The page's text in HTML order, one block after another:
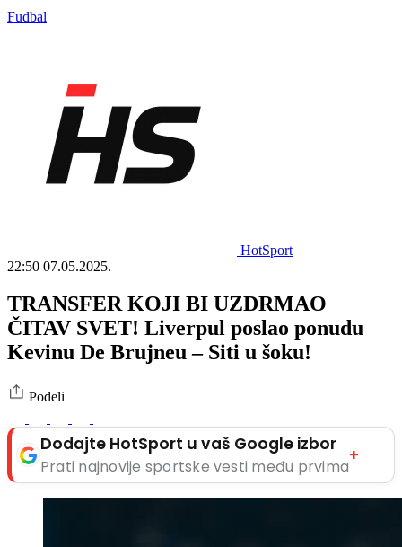
Fudbal
HotSport
22:50 07.05.2025.
TRANSFER KOJI BI UZDRMAO
ČITAV SVET! Liverpul poslao ponudu
Kevinu De Brujneu – Siti u šoku!
Podeli
Dodajte HotSport u vaš Google izbor
Prati najnovije sportske vesti među prvima
+